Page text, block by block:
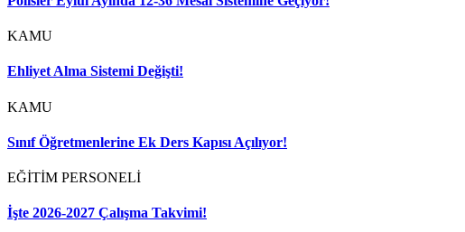
KAMU
Ehliyet Alma Sistemi Değişti!
KAMU
Sınıf Öğretmenlerine Ek Ders Kapısı Açılıyor!
EĞİTİM PERSONELİ
İşte 2026-2027 Çalışma Takvimi!